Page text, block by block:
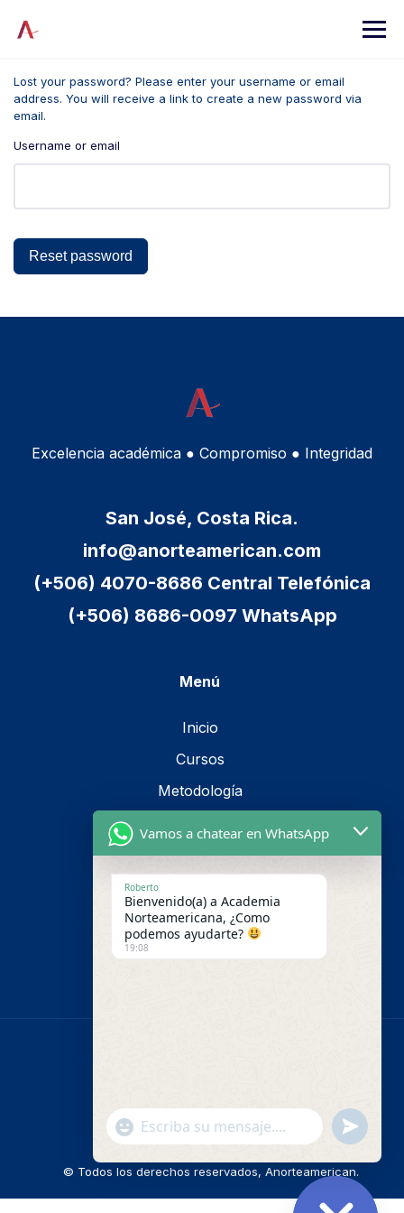
content
Lost your password? Please enter your username or email
address. You will receive a link to create a new password via
email.
Username or email
Reset password
Excelencia académica ● Compromiso ● Integridad
San José, Costa Rica.
info@anorteamerican.com
(+506) 4070-8686 Central Telefónica
(+506) 8686-0097 WhatsApp
Menú
Inicio
Cursos
Metodología
Pago en línea
Contáctenos
Campus Virtual
© Todos los derechos reservados, Anorteamerican.
Vamos a chatear en WhatsApp
Roberto
Bienvenido(a) a Academia
Norteamericana, ¿Como
podemos ayudarte?
19:08
"+chaty_settings.lang.emoji_picker+"
WhatsApp
undefined